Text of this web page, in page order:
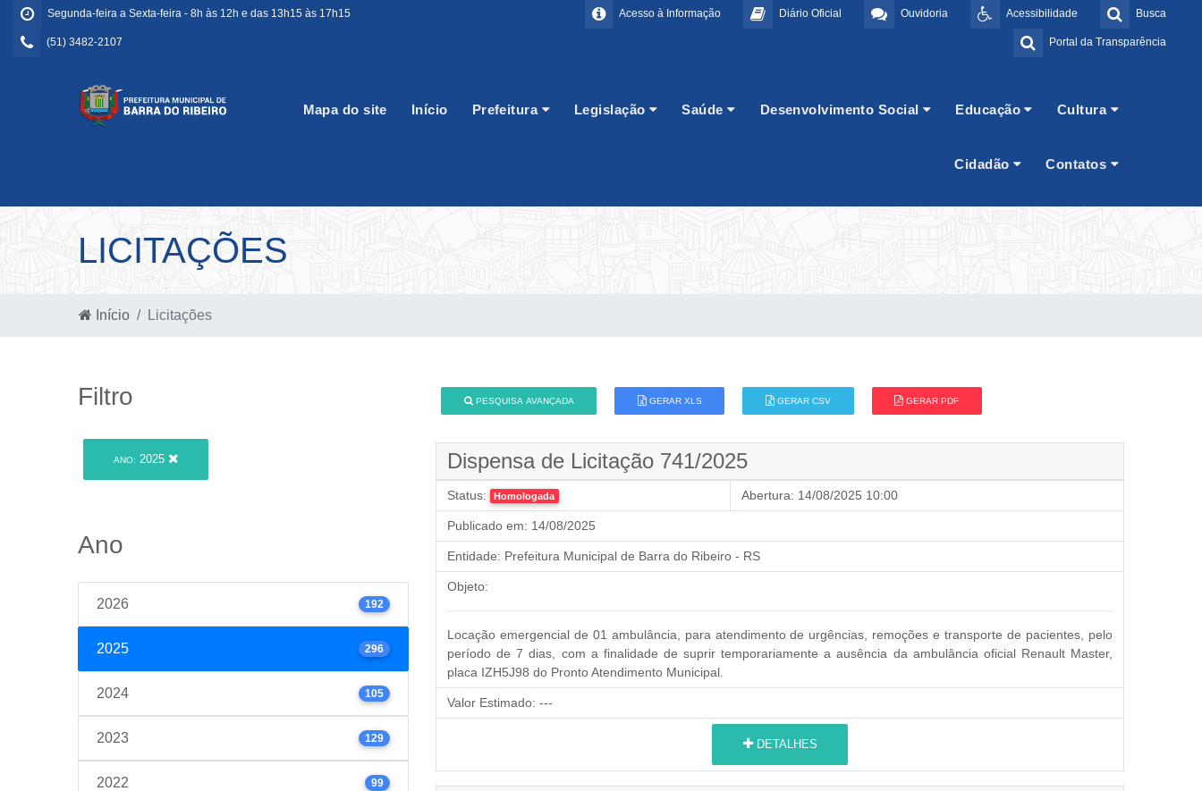
Segunda-feira a Sexta-feira - 8h às 12h e das 13h15 às 17h15
(51) 3482-2107
Busca
Acessibilidade
Ouvidoria
Diário Oficial
Acesso à Informação
Portal da Transparência
Mapa do site Início Prefeitura Legislação Saúde Desenvolvimento Social Educação Cultura
Cidadão Contatos
LICITAÇÕES
Início Licitações
Filtro
ANO: 2025
Ano
2026 192
2025 296
2024 105
2023 129
2022 99
PESQUISA AVANÇADA GERAR XLS GERAR CSV GERAR PDF
Dispensa de Licitação 741/2025
Status: Homologada Abertura: 14/08/2025 10:00
Publicado em: 14/08/2025
Entidade: Prefeitura Municipal de Barra do Ribeiro - RS
Objeto:
Locação emergencial de 01 ambulância, para atendimento de urgências, remoções e transporte de pacientes, pelo
período de 7 dias, com a finalidade de suprir temporariamente a ausência da ambulância oficial Renault Master,
placa IZH5J98 do Pronto Atendimento Municipal.
Valor Estimado: ---
DETALHES